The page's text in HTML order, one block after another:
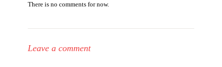
There is no comments for now.
Leave a comment